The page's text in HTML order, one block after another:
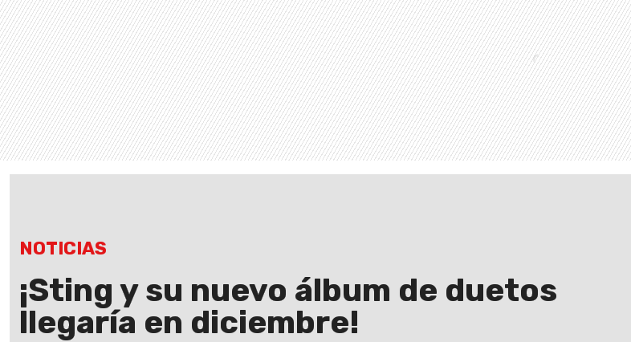
NOTICIAS
¡Sting y su nuevo álbum de duetos
llegaría en diciembre!